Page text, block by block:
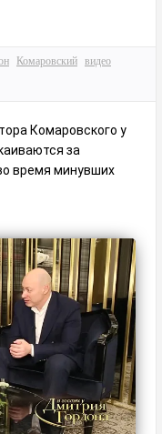
Комаровский видео
Комаровского у
за
время минувших